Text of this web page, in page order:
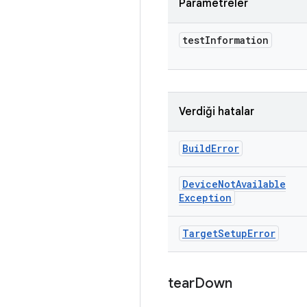
Parametreler
testInformation
Verdiği hatalar
BuildError
DeviceNotAvailable
Exception
TargetSetupError
tearDown